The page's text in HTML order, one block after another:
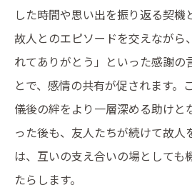
した時間や思い出を振り返る契機
故人とのエピソードを交えながら
れてありがとう」といった感謝の
とで、感情の共有が促されます。
儀後の絆をより一層深める助けと
った後も、友人たちが続けて故人
は、互いの支え合いの場としても
たらします。